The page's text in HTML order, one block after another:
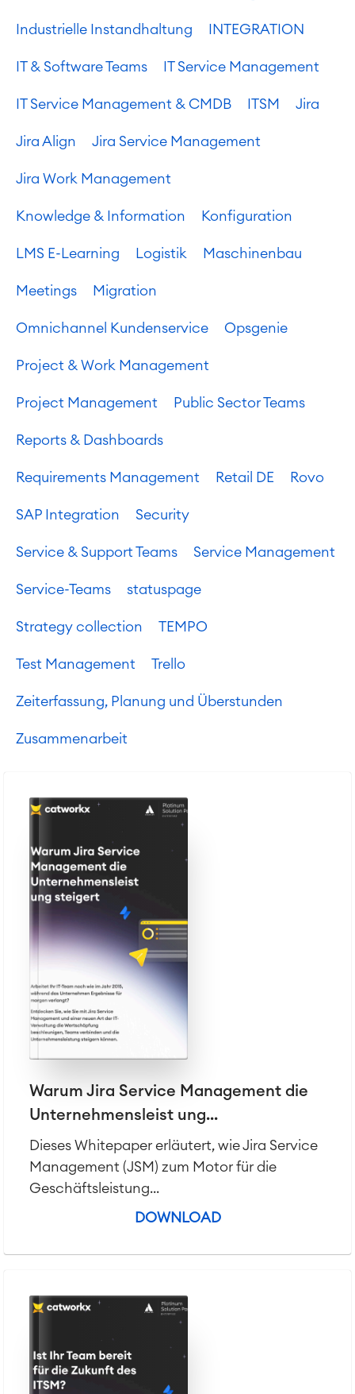
Industrielle Instandhaltung INTEGRATION
IT & Software Teams IT Service Management
IT Service Management & CMDB ITSM Jira
Jira Align Jira Service Management
Jira Work Management
Knowledge & Information Konfiguration
LMS E-Learning Logistik Maschinenbau
Meetings Migration
Omnichannel Kundenservice Opsgenie
Project & Work Management
Project Management Public Sector Teams
Reports & Dashboards
Requirements Management Retail DE Rovo
SAP Integration Security
Service & Support Teams Service Management
Service-Teams statuspage
Strategy collection TEMPO
Test Management Trello
Zeiterfassung, Planung und Überstunden
Zusammenarbeit
Warum Jira Service Management die
Unternehmensleist ung...
Dieses Whitepaper erläutert, wie Jira Service
Management (JSM) zum Motor für die
Geschäftsleistung...
DOWNLOAD